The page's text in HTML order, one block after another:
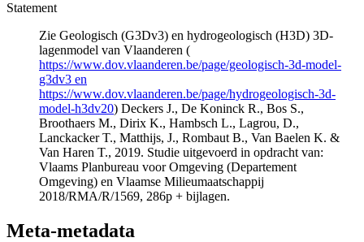
Statement
Zie Geologisch (G3Dv3) en hydrogeologisch (H3D) 3D-
lagenmodel van Vlaanderen (
https://www.dov.vlaanderen.be/page/geologisch-3d-model-
g3dv3 en
https://www.dov.vlaanderen.be/page/hydrogeologisch-3d-
model-h3dv20) Deckers J., De Koninck R., Bos S.,
Broothaers M., Dirix K., Hambsch L., Lagrou, D.,
Lanckacker T., Matthijs, J., Rombaut B., Van Baelen K. &
Van Haren T., 2019. Studie uitgevoerd in opdracht van:
Vlaams Planbureau voor Omgeving (Departement
Omgeving) en Vlaamse Milieumaatschappij
2018/RMA/R/1569, 286p + bijlagen.
Meta-metadata